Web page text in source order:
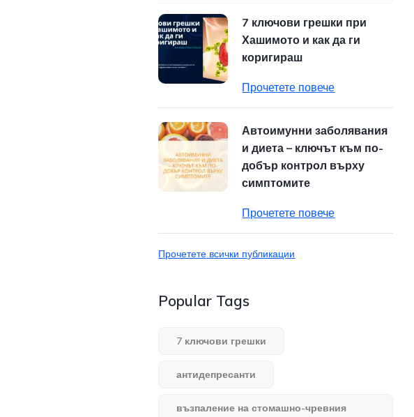
7 ключови грешки при
Хашимото и как да ги
коригираш
Прочетете повече
Автоимунни заболявания
и диета – ключът към по-
добър контрол върху
симптомите
Прочетете повече
Прочетете всички публикации
Popular Tags
7 ключови грешки
антидепресанти
възпаление на стомашно-чревния